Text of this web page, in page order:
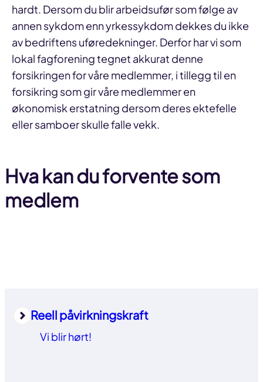
hardt. Dersom du blir arbeidsufør som følge av
annen sykdom enn yrkessykdom dekkes du ikke
av bedriftens uføredekninger. Derfor har vi som
lokal fagforening tegnet akkurat denne
forsikringen for våre medlemmer, i tillegg til en
forsikring som gir våre medlemmer en
økonomisk erstatning dersom deres ektefelle
eller samboer skulle falle vekk.
Hva kan du forvente som
medlem
Reell påvirkningskraft
Vi blir hørt!